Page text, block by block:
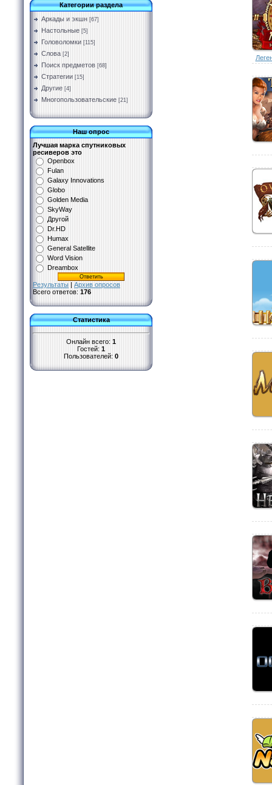
Категории раздела
Аркады и экшн [67]
Настольные [5]
Головоломки [115]
Слова [2]
Поиск предметов [68]
Стратегии [15]
Другие [4]
Многопользовательские [21]
Наш опрос
Лучшая марка спутниковых
ресиверов это
Openbox
Fulan
Galaxy Innovations
Globo
Golden Media
SkyWay
Другой
Dr.HD
Humax
General Satellite
Word Vision
Dreambox
Результаты | Архив опросов
Всего ответов: 176
Статистика
Онлайн всего: 1
Гостей: 1
Пользователей: 0